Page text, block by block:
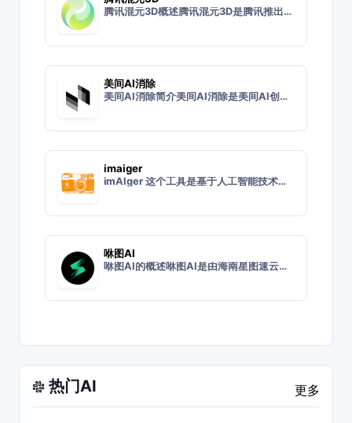
腾讯混元3D概述腾讯混元3D是腾讯推出的一站式3D内容生产AI创作平台。它为普通UGC和游戏等专业场景提供了一站式3D内容生产服务，支持搭建3D基模型+3D功能
美间AI消除
美间AI消除简介美间AI消除是美间AI创意设计平台中的一个功能，该平台是一个集成了多种AI设计工具的在线服务平台，旨在帮助用户快速生成高品质的营销海报、3D效果
imaiger
imAIger 这个工具是基于人工智能技术的图片搜索工具，专门用来搜索数百万张由先进的人工智能技术生成的艺术作品和图片。只需简单描述您想要的图像，您就可以开启一
咻图AI
咻图AI的概述咻图AI是由海南星图速云科技有限公司开发的一款面向影楼的摄影后期AI修图软件。该软件利用AI人脸识别和先进的图像算法，旨在帮助影楼摄影师快速高效地
更多
热门AI